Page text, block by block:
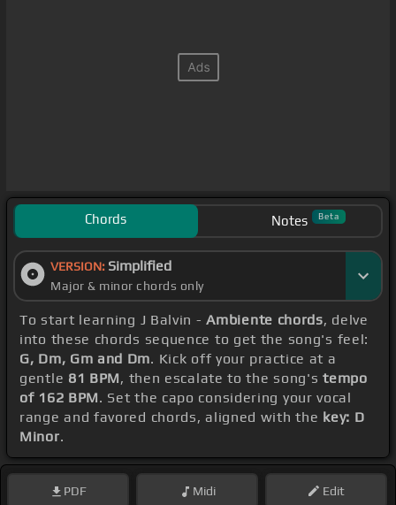
Chords Notes Beta
VERSION: Simplified
Major & minor chords only
To start learning J Balvin -Ambiente chords, delve
into these chords sequence to get the song's feel:
G, Dm, Gm and Dm. Kick off your practice at a
gentle 81 BPM, then escalate to the song'stempo
of 162 BPM. Set the capo considering your vocal
range and favored chords, aligned with the key: D
Minor.
PDF Midi Edit